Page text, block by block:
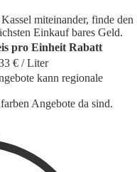
miteinander, finde den
Einkauf bares Geld.
pro Einheit Rabatt
€ / Liter
kann regionale
Angebote da sind.